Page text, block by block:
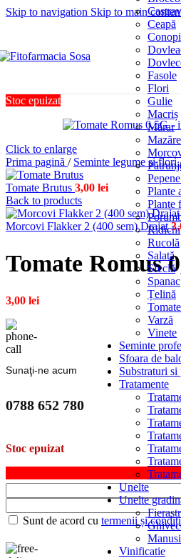
Skip to navigation Skip to main
Ceapă
Fasole
Flori
Gulie
Macriș
Mărar
Mazăre
Plante
Plante
Ridichi
Rucolă
Salată
Sfeclă
Spanac
Țelină
Tomate
Varză
Vinete
Seminte
Sfoara de
Substraturi si
Tratamente
Unelte
Unelte
Manusi
Vinificatie
Stoc epuizat
Click to enlarge
Prima pagină / Seminte legume si flori
Tomate Brutus 3,00 lei
Back to products
Morcovi Flakker 2 (400 sem) Drajat
Tomate Romus
3,00 lei
Sunaţi-ne acum
0788 652 780
Stoc epuizat
Sunt de acord cu termenii și